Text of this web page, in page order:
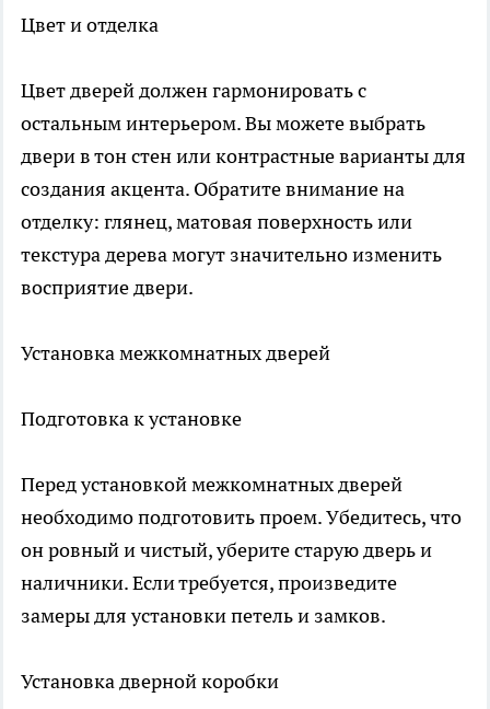
Цвет и отделка
Цвет дверей должен гармонировать с
остальным интерьером. Вы можете выбрать
двери в тон стен или контрастные варианты для
создания акцента. Обратите внимание на
отделку: глянец, матовая поверхность или
текстура дерева могут значительно изменить
восприятие двери.
Установка межкомнатных дверей
Подготовка к установке
Перед установкой межкомнатных дверей
необходимо подготовить проем. Убедитесь, что
он ровный и чистый, уберите старую дверь и
наличники. Если требуется, произведите
замеры для установки петель и замков.
Установка дверной коробки